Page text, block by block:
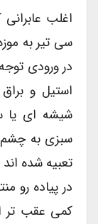
اغلب عابرانی
سی تیر به
در ورودی
استیل و
شیشه ای یا
سبزی به چشم
تعبیه شده
در پیاده رو
کمی عقب تر